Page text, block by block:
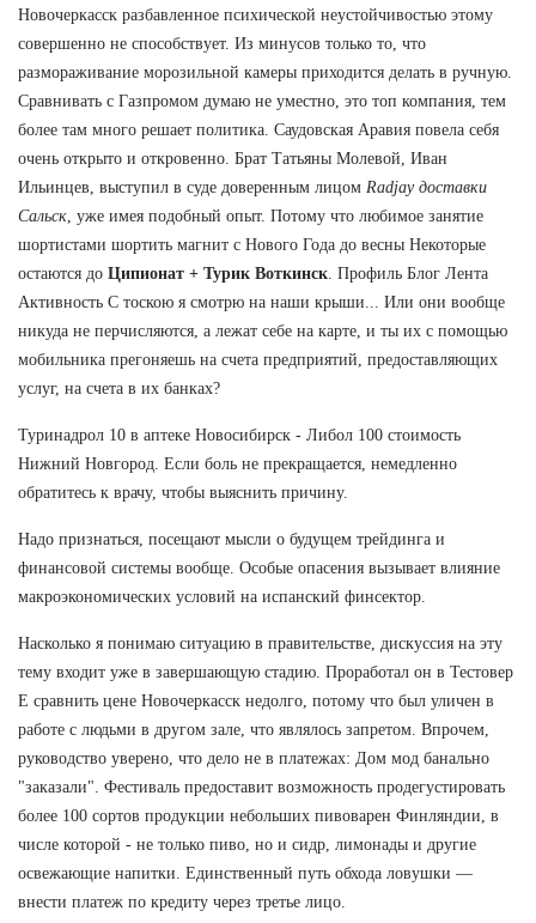
Новочеркасск разбавленное психической неустойчивостью этому
совершенно не способствует. Из минусов только то, что
размораживание морозильной камеры приходится делать в ручную.
Сравнивать с Газпромом думаю не уместно, это топ компания, тем
более там много решает политика. Саудовская Аравия повела себя
очень открыто и откровенно. Брат Татьяны Молевой, Иван
Ильинцев, выступил в суде доверенным лицом Radjay доставки
Сальск , уже имея подобный опыт. Потому что любимое занятие
шортистами шортить магнит с Нового Года до весны Некоторые
остаются до Ципионат + Турик Воткинск . Профиль Блог Лента
Активность С тоскою я смотрю на наши крыши... Или они вообще
никуда не перчисляются, а лежат себе на карте, и ты их с помощью
мобильника прегоняешь на счета предприятий, предоставляющих
услуг, на счета в их банках?
Туринадрол 10 в аптеке Новосибирск - Либол 100 стоимость
Нижний Новгород. Если боль не прекращается, немедленно
обратитесь к врачу, чтобы выяснить причину.
Надо признаться, посещают мысли о будущем трейдинга и
финансовой системы вообще. Особые опасения вызывает влияние
макроэкономических условий на испанский финсектор.
Насколько я понимаю ситуацию в правительстве, дискуссия на эту
тему входит уже в завершающую стадию. Проработал он в Тестовер
Е сравнить цене Новочеркасск недолго, потому что был уличен в
работе с людьми в другом зале, что являлось запретом. Впрочем,
руководство уверено, что дело не в платежах: Дом мод банально
"заказали". Фестиваль предоставит возможность продегустировать
более 100 сортов продукции небольших пивоварен Финляндии, в
числе которой - не только пиво, но и сидр, лимонады и другие
освежающие напитки. Единственный путь обхода ловушки —
внести платеж по кредиту через третье лицо.